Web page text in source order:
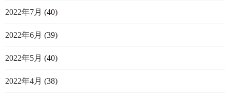
2022年7月 (40)
2022年6月 (39)
2022年5月 (40)
2022年4月 (38)